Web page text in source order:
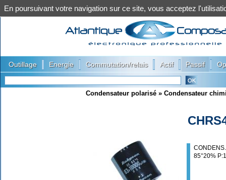
Outillage Energie Commutation/relais Actif Passif
Condensateur polarisé » Condensateur
85°20%
En poursuivant votre navigation sur ce site, vous acceptez